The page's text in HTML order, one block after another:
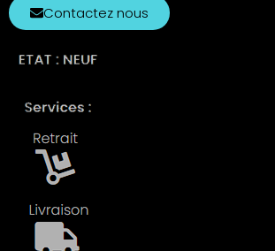
Contactez nous